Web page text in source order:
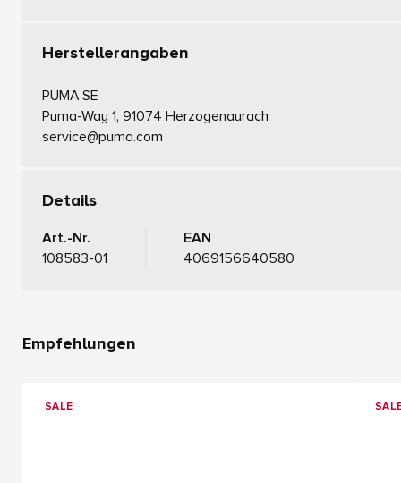
Herstellerangaben
PUMA SE
Puma-Way 1, 91074 Herzogenaurach
service@puma.com
Details
Art.-Nr.
108583-01
EAN
4069156640580
Empfehlungen
SALE